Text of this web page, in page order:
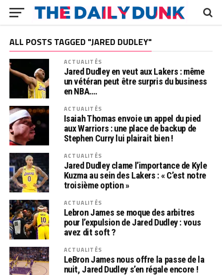
ALL POSTS TAGGED "JARED DUDLEY"
ACTUALITÉS
Jared Dudley en veut aux Lakers : même
un vétéran peut être surpris du business
en NBA….
ACTUALITÉS
Isaiah Thomas envoie un appel du pied
aux Warriors : une place de backup de
Stephen Curry lui plairait bien !
ACTUALITÉS
Jared Dudley clame l’importance de Kyle
Kuzma au sein des Lakers : « C’est notre
troisième option »
ACTUALITÉS
Lebron James se moque des arbitres
pour l’expulsion de Jared Dudley : vous
avez dit soft ?
ACTUALITÉS
LeBron James nous offre la passe de la
nuit, Jared Dudley s’en régale encore !